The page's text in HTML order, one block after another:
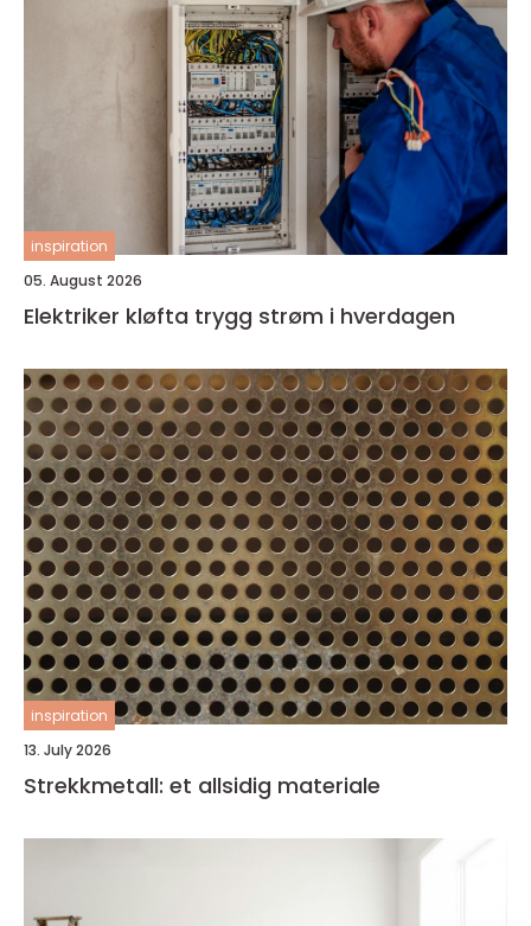
inspiration
05. August 2026
Elektriker kløfta trygg strøm i hverdagen
inspiration
13. July 2026
Strekkmetall: et allsidig materiale